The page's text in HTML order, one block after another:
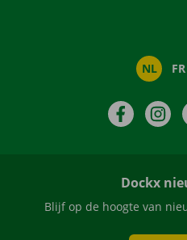
NL FR
Facebook
Dockx
Blijf op de hoogte van